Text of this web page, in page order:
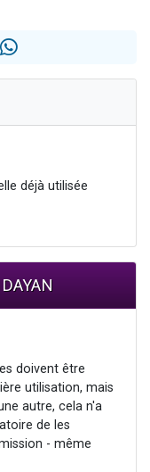
pour Sauvez la jambe de Yohan
Torah-Box Music
29 personnes viennent de demander une bénédiction
déjà utilisée
doivent être
utilisation, mais
autre, cela n'a
de les
- même